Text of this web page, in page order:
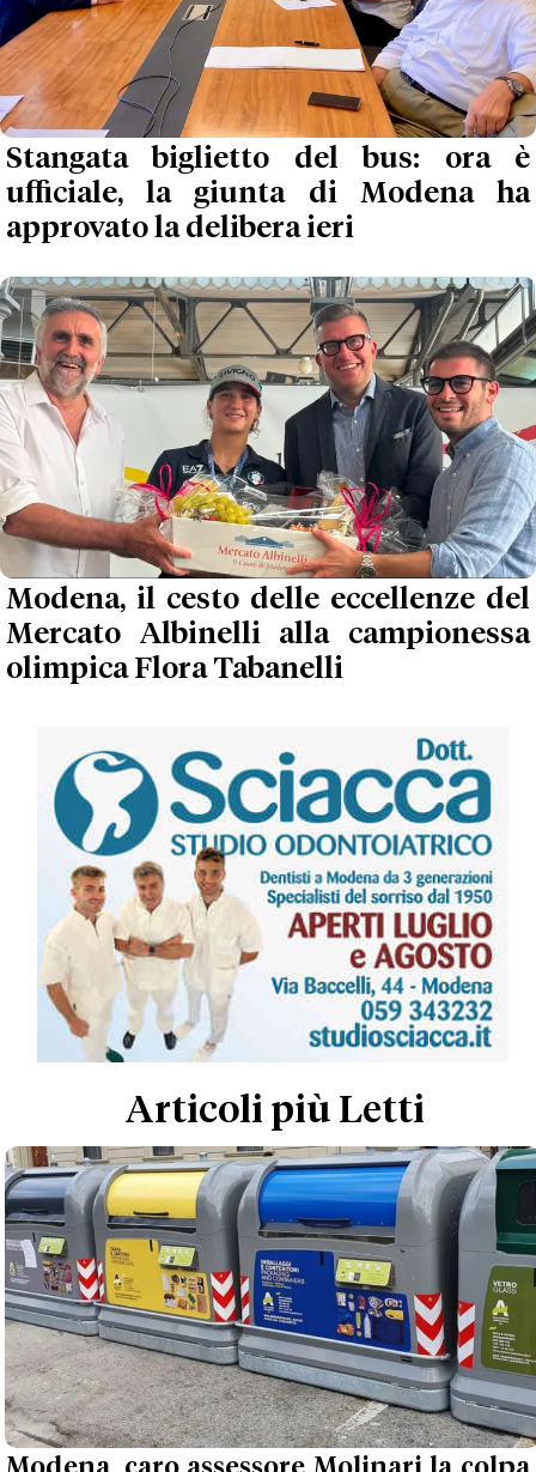
Stangata biglietto del bus: ora è
ufficiale, la giunta di Modena ha
approvato la delibera ieri
Modena, il cesto delle eccellenze del
Mercato Albinelli alla campionessa
olimpica Flora Tabanelli
Articoli più Letti